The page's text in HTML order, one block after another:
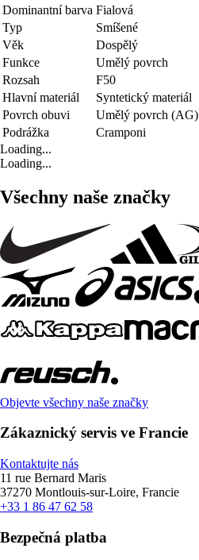
Dominantní barva Fialová
Typ
Smíšené
Věk
Dospělý
Funkce
Umělý povrch
Rozsah
F50
Hlavní materiál
Syntetický materiál
Povrch obuvi
Umělý povrch (AG)
Podrážka
Cramponi
Loading...
Loading...
Všechny naše značky
Objevte všechny naše značky
Zákaznický servis ve Francie
Kontaktujte nás
11 rue Bernard Maris
37270 Montlouis-sur-Loire, Francie
+33 1 86 47 62 58
Bezpečná platba